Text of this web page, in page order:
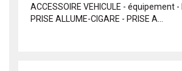
ACCESSOIRE VEHICULE - équipement -
PRISE ALLUME-CIGARE - PRISE A...